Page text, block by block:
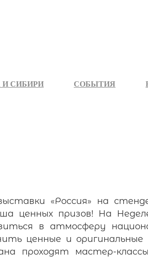
СИБИРИ СОБЫТИЯ
«Россия» на
ценных призов! На
в атмосферу
ценные и оригинальные
проходят мастер-